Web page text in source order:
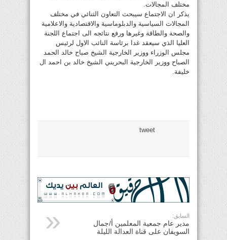
مختلف المجالات.
يذكر ان الاجتماع سيبحث التعاون الثنائي في مختلف
المجالات السياسية والدبلوماسية والاقتصادية والاعلامية
والصحة والطاقة وغيرها ورفع نتائجه الى اجتماع اللجنة
العليا الذي سيعقد غدا برئاسة النائب الاول لرئيس
مجلس الوزراء ووزير الخارجية الشيخ صباح خالد الحمد
الصباح ووزير الخارجية البحريني الشيخ خالد بن احمد ال
خليفة.
tweet
السابق:
مدير عام جمعية المعلمين أ/جمال
السويفان على قناة العدالة الليلة